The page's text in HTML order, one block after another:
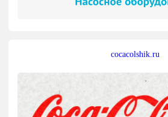
cocacolshik.ru